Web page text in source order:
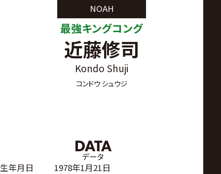
NOAH
最強キングコング
近藤修司
Kondo Shuji
コンドウ シュウジ
DATA
データ
生年月日 1978年1月21日